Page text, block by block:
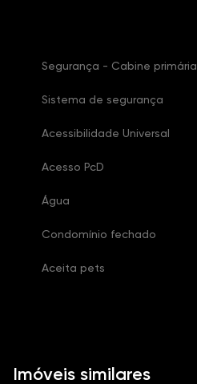
Segurança - Cabine primária
Sistema de segurança
Acessibilidade Universal
Acesso PcD
Água
Condomínio fechado
Aceita pets
Imóveis similares